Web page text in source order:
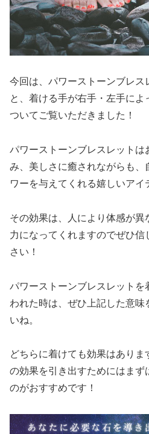
今回は、パワーストーンブレス
と、着ける手が右手・左手によ
ついてご覧いただきました！
パワーストーンブレスレットは
み、美しさに癒されながらも
ワーを与えてくれる嬉しいアイ
その効果は、人により体感が
力になってくれますのでぜひ
さい！
パワーストーンブレスレットを
われた時は、ぜひ上記した意味
いね。
どちらに着けても効果はあり
の効果を引き出すためにはまず
のがおすすめです！